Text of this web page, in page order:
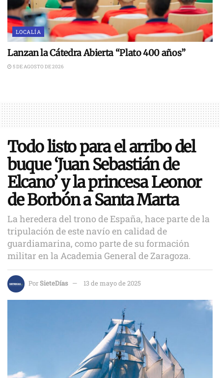
LOCALÍA
Lanzan la Cátedra Abierta “Plato 400 años”
5 DE AGOSTO DE 2026
Todo listo para el arribo del
buque ‘Juan Sebastián de
Elcano’ y la princesa Leonor
de Borbón a Santa Marta
La heredera del trono de España, hace parte de la
tripulación de este navío en calidad de
guardiamarina, como parte de su formación
militar en la Academia General de Zaragoza.
PorSieteDías 13 de mayo de 2025